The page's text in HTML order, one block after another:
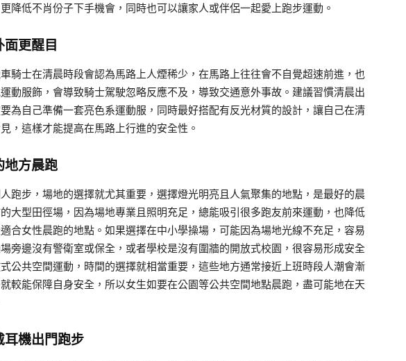
降低不肖份子下手機會，同時也可以讓家人或伴侶一起愛上跑步運動。
更醒目
騎士在清晨時段會認為馬路上人煙稀少，在馬路上往往會不自覺超速前進，也
動服飾，會導致騎士駕駛忽略反應不及，導致交通意外事故。建議習慣清晨出
為自己準備一套亮色系運動服，同時最好搭配有反光材質的設計，讓自己在清
，這樣才能提高在馬路上行進的安全性。
地方晨跑
跑步，場地的選擇就尤其重要，選擇燈光明亮且人氣聚集的地點，是最好的晨
大型田徑場，因為場地專業且照明充足，總能吸引很多跑友前來運動，也降低
合女性晨跑的地點。如果選擇在中小學操場，可能因為場地光線不充足，容易
旁邊沒有警衛室或保全，或者學校是沒有圍牆的開放式校園，很容易形成安全
公共空間運動，時間的選擇就相當重要，這些地方通常接近上班時段人潮會漸
較能保障自身安全，所以女生如要在公園等公共空間地點晨跑，盡可能地在天
耳機出門跑步